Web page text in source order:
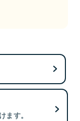
ます。